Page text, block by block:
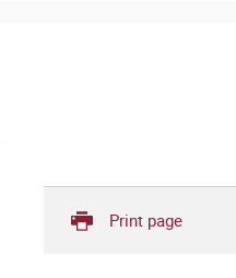
Print page